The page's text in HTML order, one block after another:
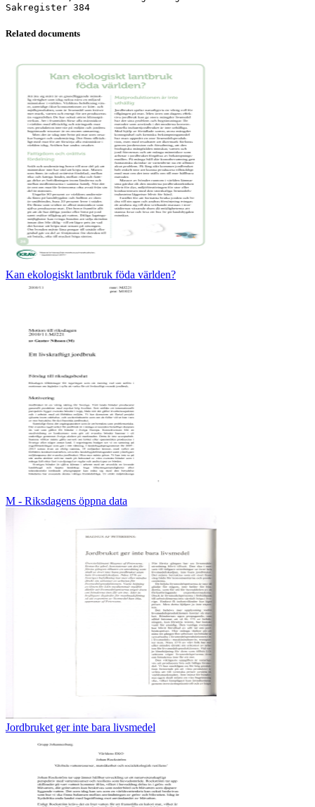
Related documents
Kan ekologiskt lantbruk föda världen?
M - Riksdagens öppna data
Jordbruket ger inte bara livsmedel